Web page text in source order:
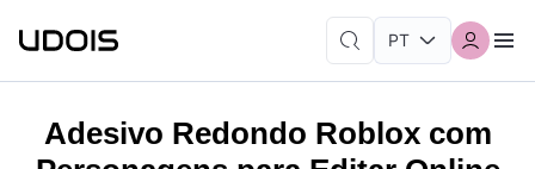
Adesivo Redondo Roblox com